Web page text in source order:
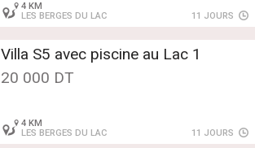
4 KM
LES BERGES DU LAC
11 JOURS
Villa S5 avec piscine au Lac 1
20 000 DT
4 KM
LES BERGES DU LAC
11 JOURS